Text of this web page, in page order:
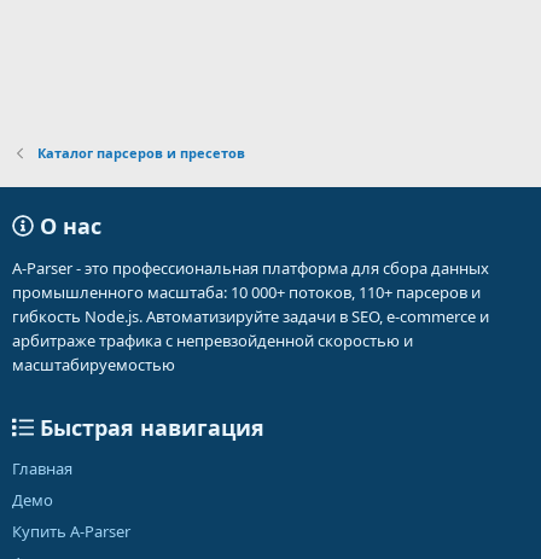
Каталог парсеров и пресетов
О нас
A-Parser - это профессиональная платформа для сбора данных
промышленного масштаба: 10 000+ потоков, 110+ парсеров и
гибкость Node.js. Автоматизируйте задачи в SEO, e-commerce и
арбитраже трафика с непревзойденной скоростью и
масштабируемостью
Быстрая навигация
Главная
Демо
Купить A-Parser